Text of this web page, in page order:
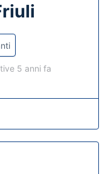
5 anni fa